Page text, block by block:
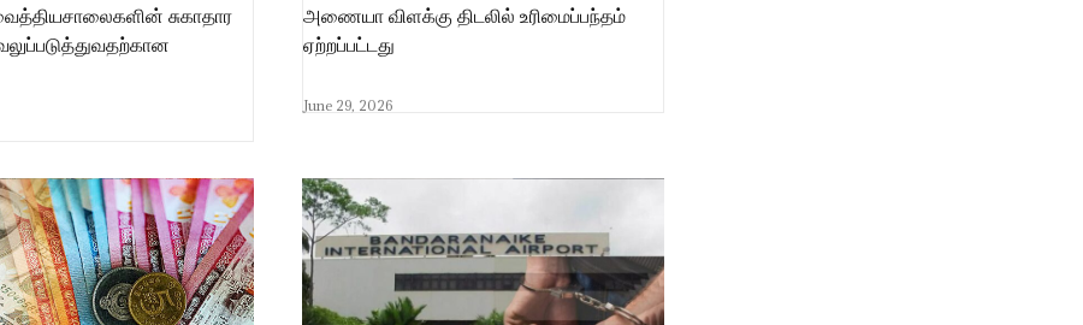
சுகாதார
அணையா விளக்கு திடலில் உரிமைப்பந்தம்
ஏற்றப்பட்டது
June 29, 2026